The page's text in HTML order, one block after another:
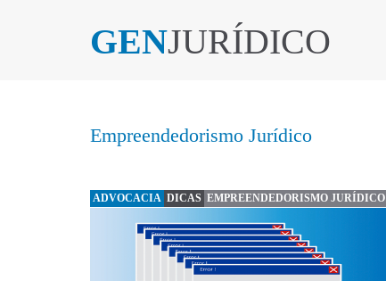
GENJURÍDICO
Empreendedorismo Jurídico
ADVOCACIA DICAS EMPREENDEDORISMO JURÍDICO